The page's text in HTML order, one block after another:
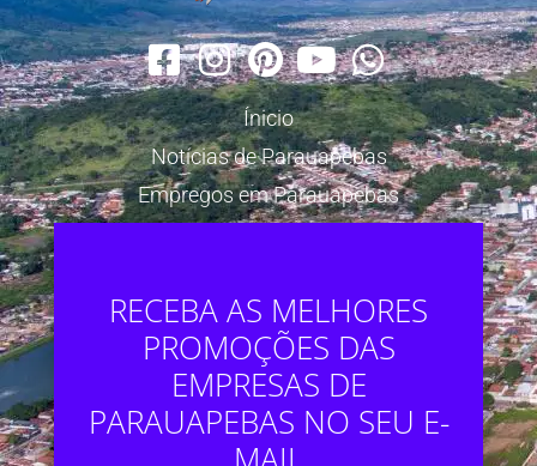
Ínicio
Notícias de Parauapebas
Empregos em Parauapebas
RECEBA AS MELHORES
PROMOÇÕES DAS
EMPRESAS DE
PARAUAPEBAS NO SEU E-